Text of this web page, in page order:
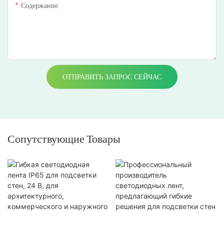
Содержание
ОТПРАВИТЬ ЗАПРОС СЕЙЧАС
Сопутствующие Товары